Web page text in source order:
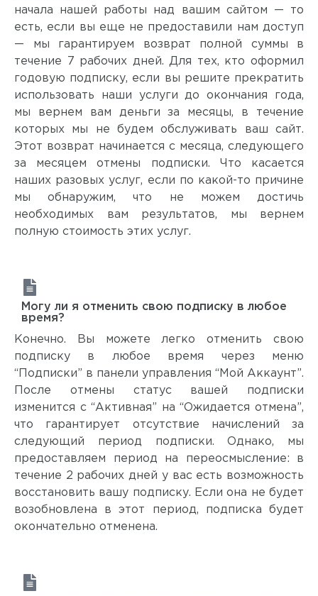
начала нашей работы над вашим сайтом — то
есть, если вы еще не предоставили нам доступ
— мы гарантируем возврат полной суммы в
течение 7 рабочих дней. Для тех, кто оформил
годовую подписку, если вы решите прекратить
использовать наши услуги до окончания года,
мы вернем вам деньги за месяцы, в течение
которых мы не будем обслуживать ваш сайт.
Этот возврат начинается с месяца, следующего
за месяцем отмены подписки. Что касается
наших разовых услуг, если по какой-то причине
мы обнаружим, что не можем достичь
необходимых вам результатов, мы вернем
полную стоимость этих услуг.
Могу ли я отменить свою подписку в любое
время?
Конечно. Вы можете легко отменить свою
подписку в любое время через меню
“Подписки” в панели управления “Мой Аккаунт”.
После отмены статус вашей подписки
изменится с “Активная” на “Ожидается отмена”,
что гарантирует отсутствие начислений за
следующий период подписки. Однако, мы
предоставляем период на переосмысление: в
течение 2 рабочих дней у вас есть возможность
восстановить вашу подписку. Если она не будет
возобновлена в этот период, подписка будет
окончательно отменена.